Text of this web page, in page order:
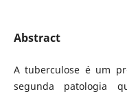
Abstract
A tuberculose é um
segunda patologia